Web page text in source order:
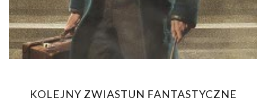
KOLEJNY ZWIASTUN FANTASTYCZNE